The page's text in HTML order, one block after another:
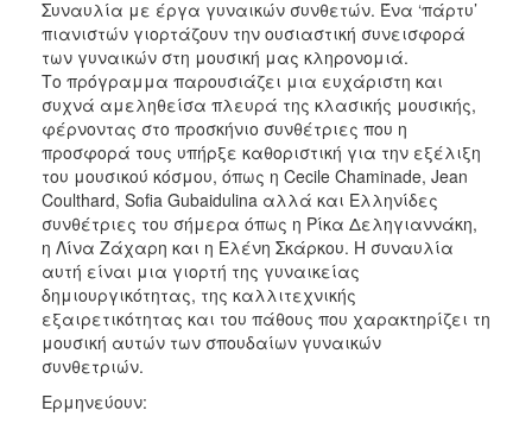
Συναυλία με έργα γυναικών συνθετών. Ένα ‘πάρτυ’
πιανιστών γιορτάζουν την ουσιαστική συνεισφορά
των γυναικών στη μουσική μας κληρονομιά.
Το πρόγραμμα παρουσιάζει μια ευχάριστη και
συχνά αμεληθείσα πλευρά της κλασικής μουσικής,
φέρνοντας στο προσκήνιο συνθέτριες που η
προσφορά τους υπήρξε καθοριστική για την εξέλιξη
του μουσικού κόσμου, όπως η Cecile Chaminade, Jean
Coulthard, Sofia Gubaidulina αλλά και Ελληνίδες
συνθέτριες του σήμερα όπως η Ρίκα Δεληγιαννάκη,
η Λίνα Ζάχαρη και η Ελένη Σκάρκου. Η συναυλία
αυτή είναι μια γιορτή της γυναικείας
δημιουργικότητας, της καλλιτεχνικής
εξαιρετικότητας και του πάθους που χαρακτηρίζει τη
μουσική αυτών των σπουδαίων γυναικών
συνθετριών.
Ερμηνεύουν: